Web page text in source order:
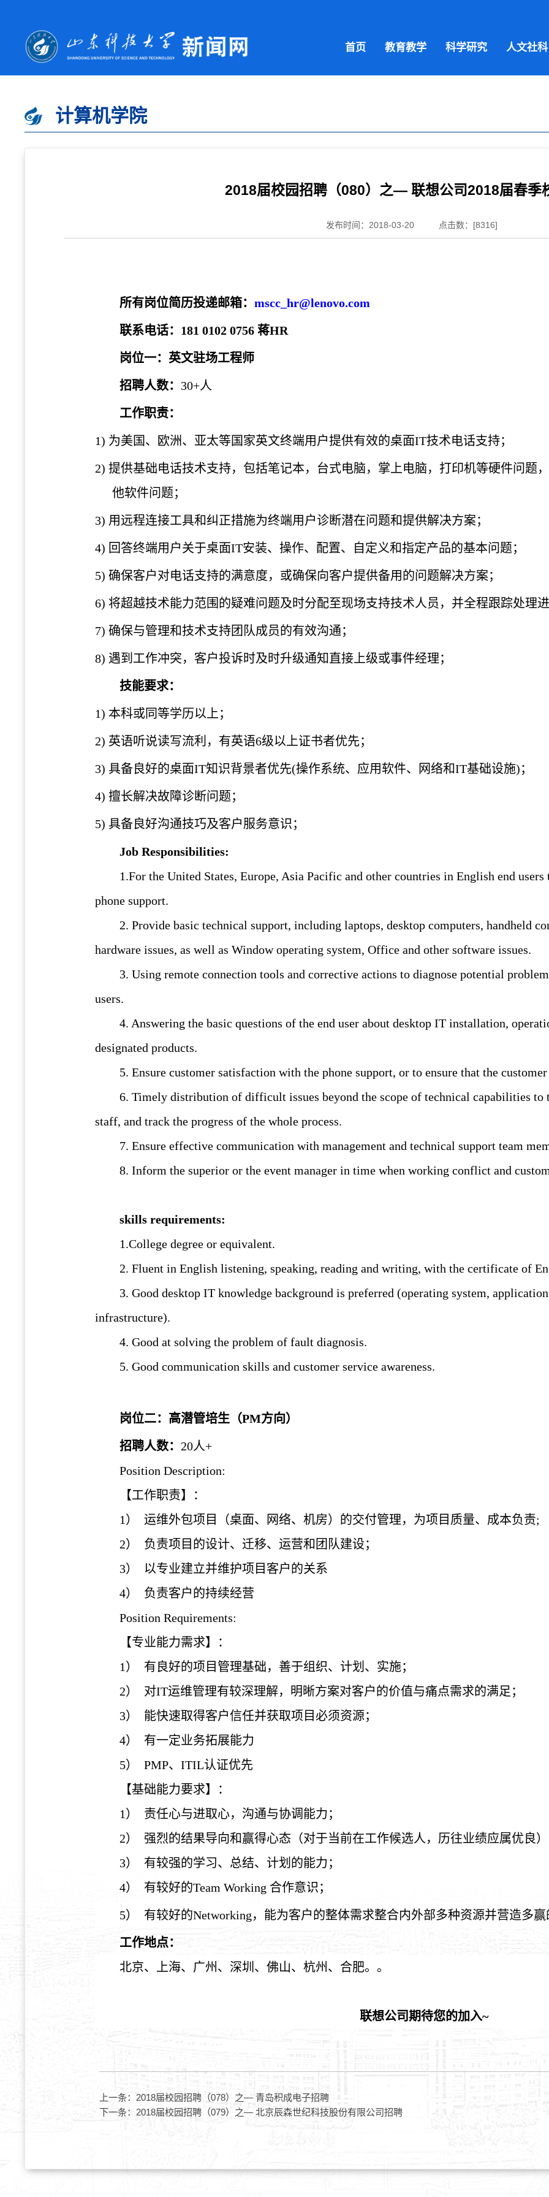
首页 教育教学 科学研究 人文社科
计算机学院
2018届校园招聘（080）之— 联想公司2018届春季
发布时间：2018-03-20 点击数：[8316]
所有岗位简历投递邮箱：mscc_hr@lenovo.com
联系电话： 181 0102 0756 蒋HR
岗位一：英文驻场工程师
招聘人数： 30+人
工作职责：
1) 为美国、欧洲、亚太等国家英文终端用户提供有效的桌面IT技术电话支持；
2) 提供基础电话技术支持，包括笔记本，台式电脑，掌上电脑，打印机等硬件问题
他软件问题；
3) 用远程连接工具和纠正措施为终端用户诊断潜在问题和提供解决方案；
4) 回答终端用户关于桌面IT安装、操作、配置、自定义和指定产品的基本问题；
5) 确保客户对电话支持的满意度，或确保向客户提供备用的问题解决方案；
6) 将超越技术能力范围的疑难问题及时分配至现场支持技术人员，并全程跟踪处理
7) 确保与管理和技术支持团队成员的有效沟通；
8) 遇到工作冲突，客户投诉时及时升级通知直接上级或事件经理；
技能要求：
1) 本科或同等学历以上；
2) 英语听说读写流利，有英语6级以上证书者优先；
3) 具备良好的桌面IT知识背景者优先(操作系统、应用软件、网络和IT基础设施)；
4) 擅长解决故障诊断问题；
5) 具备良好沟通技巧及客户服务意识；
Job Responsibilities:
1.For the United States, Europe, Asia Pacific and other countries in English end
phone support.
2. Provide basic technical support, including laptops, desktop computers, handheld
hardware issues, as well as Window operating system, Office and other software issues.
3. Using remote connection tools and corrective actions to diagnose potential
users.
4. Answering the basic questions of the end user about desktop IT installation,
designated products.
5. Ensure customer satisfaction with the phone support, or to ensure that the
6. Timely distribution of difficult issues beyond the scope of technical capabilities to
staff, and track the progress of the whole process.
7. Ensure effective communication with management and technical support team
8. Inform the superior or the event manager in time when working conflict and
skills requirements:
1.College degree or equivalent.
2. Fluent in English listening, speaking, reading and writing, with the certificate of
3. Good desktop IT knowledge background is preferred (operating system,
infrastructure).
4. Good at solving the problem of fault diagnosis.
5. Good communication skills and customer service awareness.
岗位二：高潜管培生（PM方向）
招聘人数： 20人+
Position Description:
【工作职责】：
1） 运维外包项目（桌面、网络、机房）的交付管理，为项目质量、成本负责;
2） 负责项目的设计、迁移、运营和团队建设；
3） 以专业建立并维护项目客户的关系
4） 负责客户的持续经营
Position Requirements:
【专业能力需求】：
1） 有良好的项目管理基础，善于组织、计划、实施；
2） 对IT运维管理有较深理解，明晰方案对客户的价值与痛点需求的满足；
3） 能快速取得客户信任并获取项目必须资源；
4） 有一定业务拓展能力
5） PMP、ITIL认证优先
【基础能力要求】：
1） 责任心与进取心，沟通与协调能力；
2） 强烈的结果导向和赢得心态（对于当前在工作候选人，历往业绩应属优良
3） 有较强的学习、总结、计划的能力；
4） 有较好的Team Working 合作意识；
5） 有较好的Networking，能为客户的整体需求整合内外部多种资源并营造多
工作地点：
北京、 上海、广州 、 深圳 、佛山、杭州 、合肥。 。
联想公司期待您的加入~
上一条： 2018届校园招聘（078）之— 青岛积成电子招聘
下一条： 2018届校园招聘（079）之— 北京辰森世纪科技股份有限公司招聘